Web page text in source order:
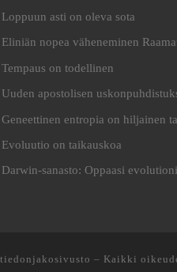
Loppuun asti on oleva sota
Eliniän nopea väheneminen
Tempaus on todellinen
Uuden apostolisen
Geneettinen entropia on hiljainen
Evoluutio on taikauskoa
Darwin-sanasto: Oppaasi
– Kaikki